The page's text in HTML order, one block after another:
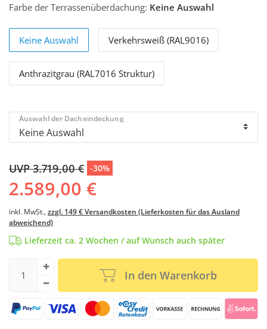
Farbe der Terrassenüberdachung: Keine Auswahl
Keine Auswahl Verkehrsweiß (RAL9016)
Anthrazitgrau (RAL7016 Struktur)
Auswahl der Dacheindeckung
UVP 3.719,00 € -30%
2.589,00 €
inkl. MwSt., zzgl. 149 € Versandkosten (Lieferkosten für das Ausland
abweichend)
Lieferzeit ca. 2 Wochen / auf Wunsch auch später
In den Warenkorb